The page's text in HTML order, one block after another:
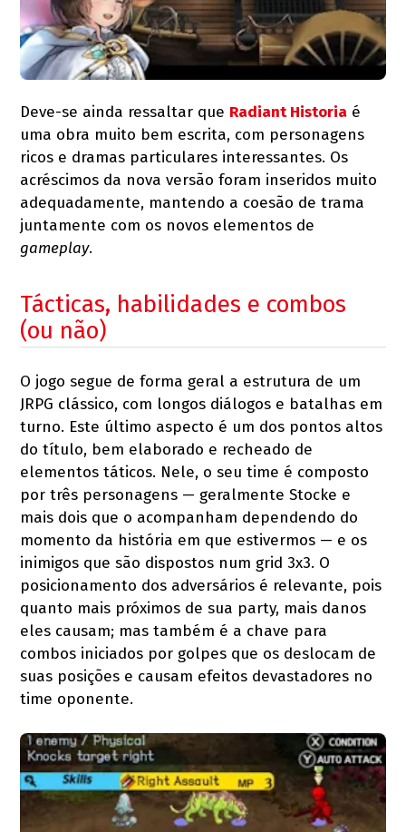
Deve-se ainda ressaltar que Radiant Historia é
uma obra muito bem escrita, com personagens
ricos e dramas particulares interessantes. Os
acréscimos da nova versão foram inseridos muito
adequadamente, mantendo a coesão de trama
juntamente com os novos elementos de
gameplay.
Tácticas, habilidades e combos
(ou não)
O jogo segue de forma geral a estrutura de um
JRPG clássico, com longos diálogos e batalhas em
turno. Este último aspecto é um dos pontos altos
do título, bem elaborado e recheado de
elementos táticos. Nele, o seu time é composto
por três personagens — geralmente Stocke e
mais dois que o acompanham dependendo do
momento da história em que estivermos — e os
inimigos que são dispostos num grid 3x3. O
posicionamento dos adversários é relevante, pois
quanto mais próximos de sua party, mais danos
eles causam; mas também é a chave para
combos iniciados por golpes que os deslocam de
suas posições e causam efeitos devastadores no
time oponente.